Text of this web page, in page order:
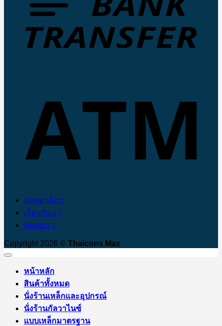
แคตตาล็อก
เกี่ยวกับเรา
ติดต่อเรา
Copyright 2026 © Thaicons Max
หน้าหลัก
สินค้าทั้งหมด
นั่งร้านเหล็กและอุปกรณ์
นั่งร้านกัลวาไนซ์
แบบเหล็กมาตรฐาน